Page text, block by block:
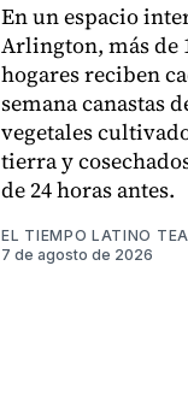
En un espacio
Arlington, más de
hogares reciben
semana canastas
vegetales
tierra y
de 24 horas antes.
EL TIEMPO LATINO
7 de agosto de 2026